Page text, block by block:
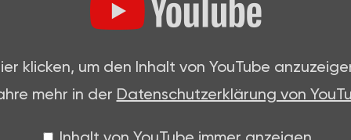
klicken, um den Inhalt von YouTube
mehr in der Datenschutzerklärung von